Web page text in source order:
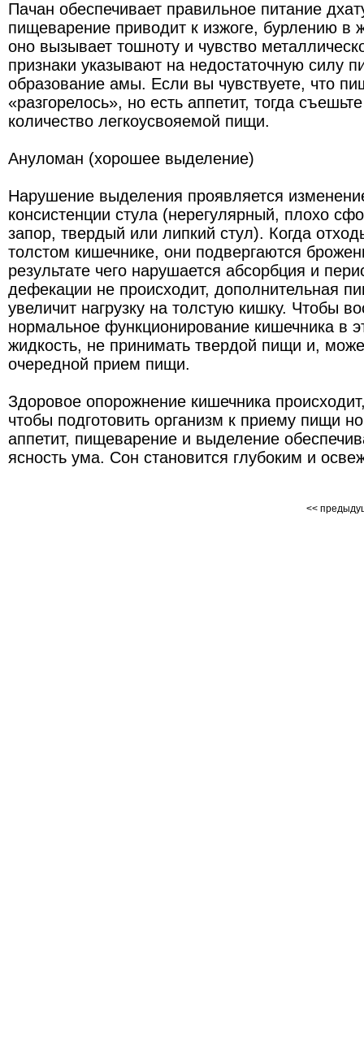
Пачан обеспечивает правильное питание
пищеварение приводит к изжоге, бурлению в
оно вызывает тошноту и чувство
признаки указывают на недостаточную силу
образование амы. Если вы чувствуете, что
«разгорелось», но есть аппетит, тогда
количество легкоусвояемой пищи.
Ануломан (хорошее выделение)
Нарушение выделения проявляется
консистенции стула (нерегулярный, плохо
запор, твердый или липкий стул). Когда
толстом кишечнике, они подвергаются
результате чего нарушается абсорбция и
дефекации не происходит, дополнительная
увеличит нагрузку на толстую кишку. Чтобы
нормальное функционирование кишечника в
жидкость, не принимать твердой пищи и,
очередной прием пищи.
Здоровое опорожнение кишечника
чтобы подготовить организм к приему пищи
аппетит, пищеварение и выделение
ясность ума. Сон становится глубоким и
<<